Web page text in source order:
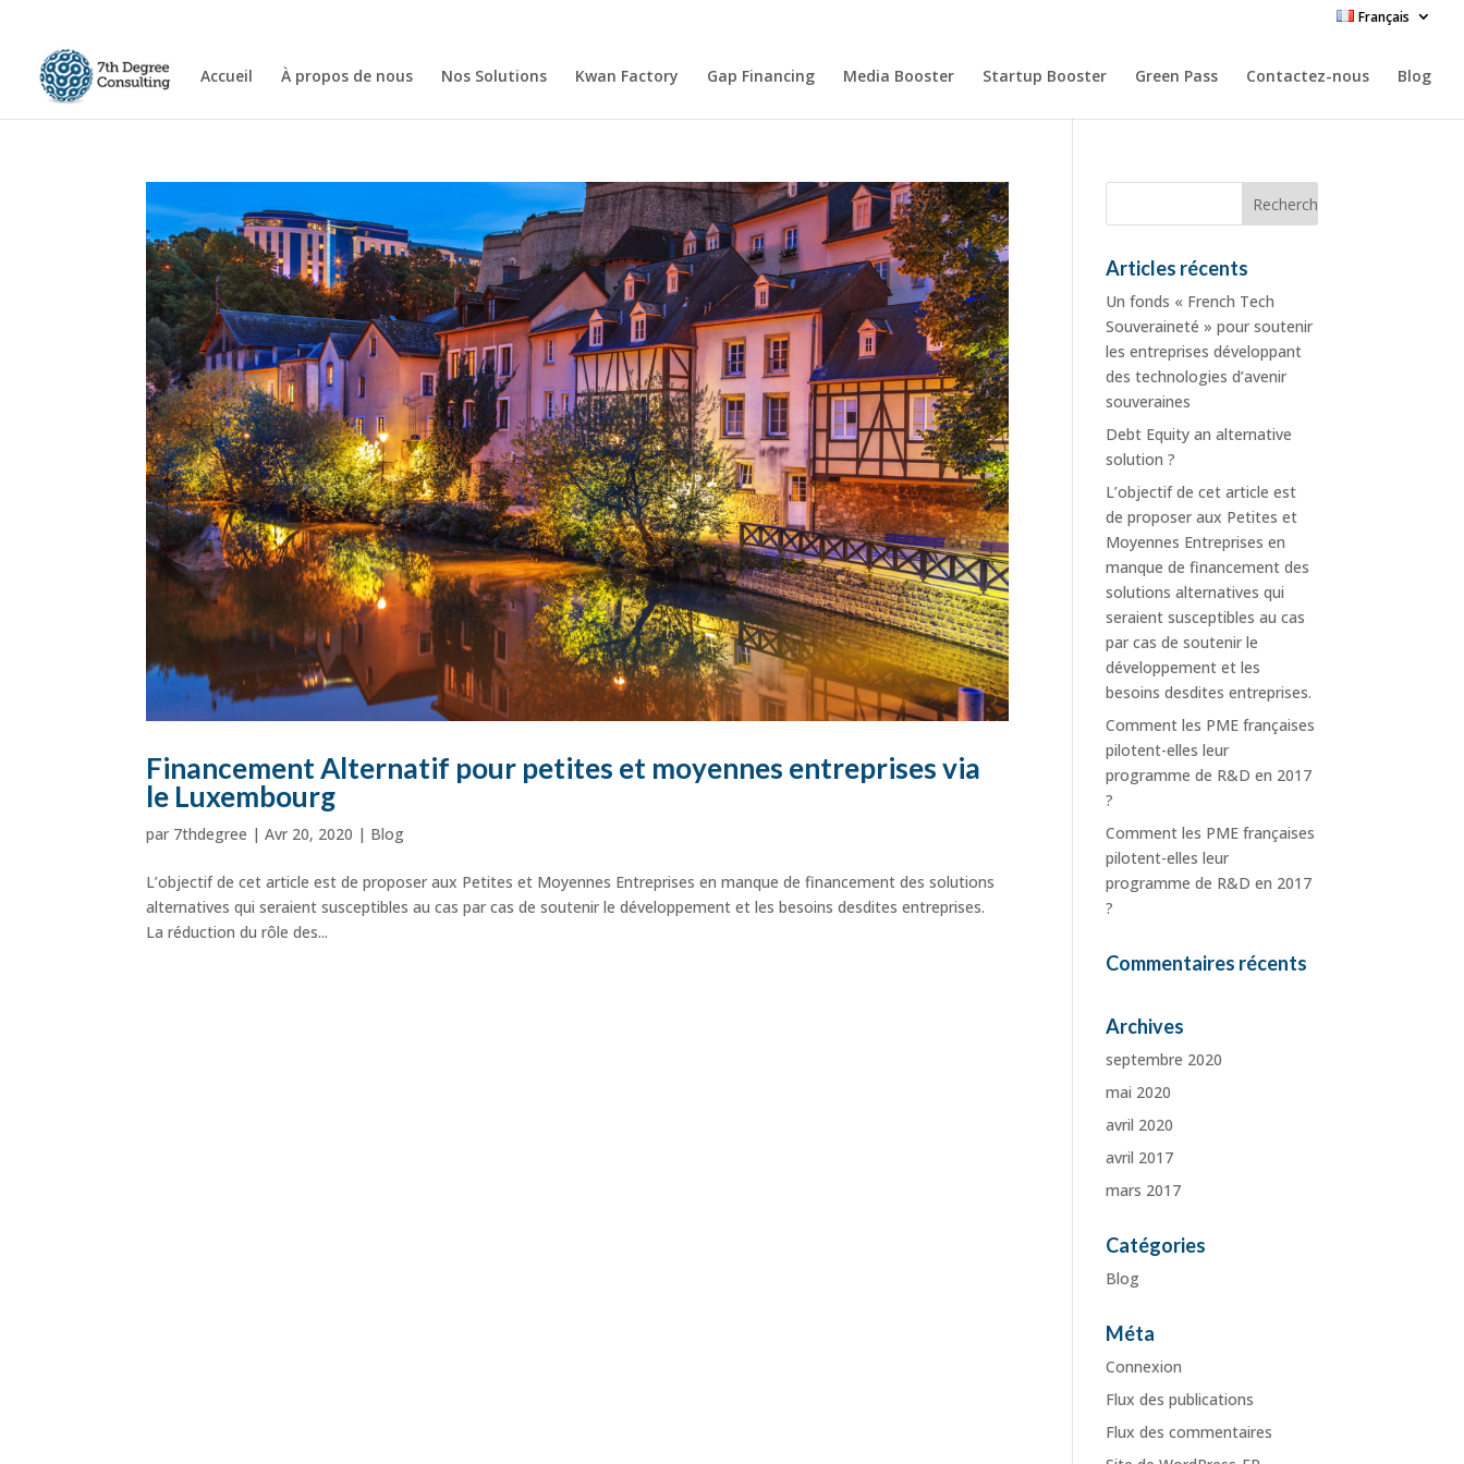
Français
Accueil À propos de nous Nos Solutions Kwan Factory Gap Financing Media Booster Startup Booster Green Pass Contactez-nous Blog
Financement Alternatif pour petites et moyennes entreprises via
le Luxembourg
par 7thdegree |Avr 20, 2020 | Blog
L’objectif de cet article est de proposer aux Petites et Moyennes Entreprises en manque de financement des solutions
alternatives qui seraient susceptibles au cas par cas de soutenir le développement et les besoins desdites entreprises.
La réduction du rôle des...
Articles récents
Un fonds « French Tech
Souveraineté » pour soutenir
les entreprises développant
des technologies d’avenir
souveraines
Debt Equity an alternative
solution ?
L’objectif de cet article est
de proposer aux Petites et
Moyennes Entreprises en
manque de financement des
solutions alternatives qui
seraient susceptibles au cas
par cas de soutenir le
développement et les
besoins desdites entreprises.
Comment les PME françaises
pilotent-elles leur
programme de R&D en 2017
?
Comment les PME françaises
pilotent-elles leur
programme de R&D en 2017
?
Commentaires récents
Archives
septembre 2020
mai 2020
avril 2020
avril 2017
mars 2017
Catégories
Blog
Méta
Connexion
Flux des publications
Flux des commentaires